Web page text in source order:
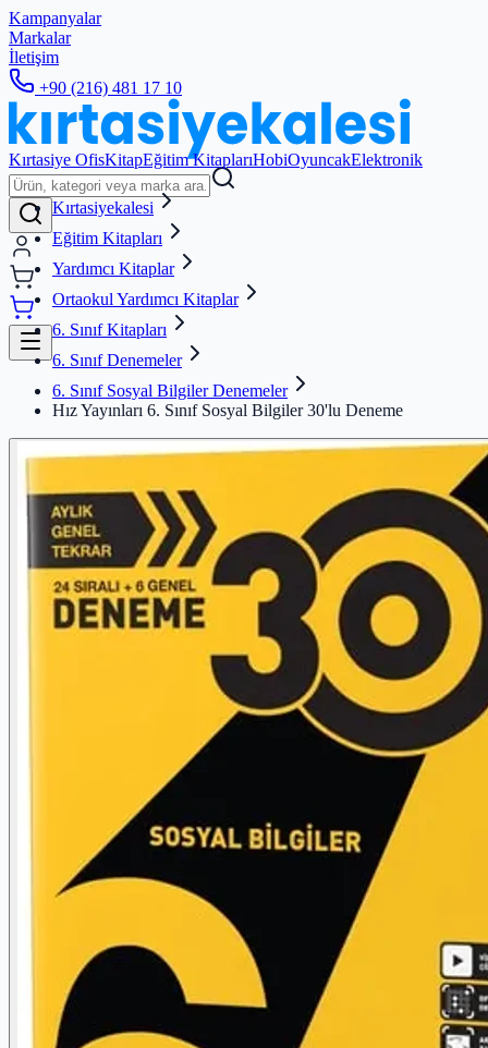
Kampanyalar
Markalar
İletişim
+90 (216) 481 17 10
Kırtasiye OfisKitapEğitim KitaplarıHobiOyuncakElektronik
Kırtasiyekalesi
Eğitim Kitapları
Yardımcı Kitaplar
Ortaokul Yardımcı Kitaplar
6. Sınıf Kitapları
6. Sınıf Denemeler
6. Sınıf Sosyal Bilgiler Denemeler
Hız Yayınları 6. Sınıf Sosyal Bilgiler 30'lu Deneme